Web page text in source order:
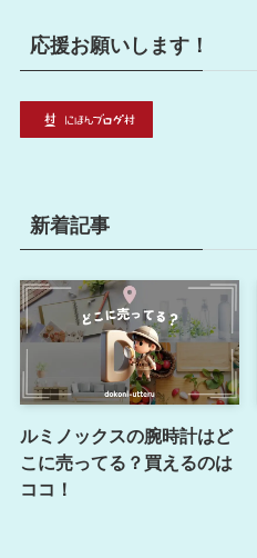
応援お願いします！
新着記事
ルミノックスの腕時計はど
こに売ってる？買えるのは
ココ！